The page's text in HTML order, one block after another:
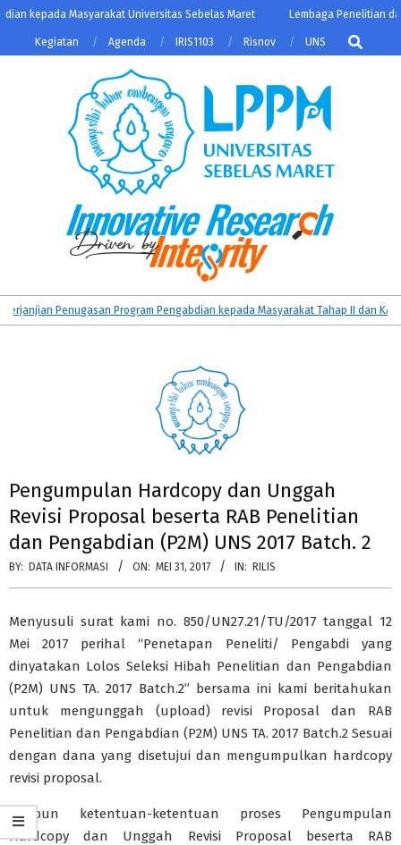
Skip
content
kepada Masyarakat Universitas Sebelas Maret Lembaga Penelitian
Kegiatan Agenda IRIS1103 Risnov UNS
Search
LPPM
UNS
Primary
Navigation
Penugasan Program Pengabdian kepada Masyarakat Tahap II dan
Pengumpulan Hardcopy dan Unggah
Revisi Proposal beserta RAB Penelitian
dan Pengabdian (P2M) UNS 2017 Batch. 2
BY: DATA INFORMASI ON: MEI 31, 2017 IN: RILIS
Menyusuli surat kami no. 850/UN27.21/TU/2017 tanggal 12
Mei 2017 perihal “Penetapan Peneliti/ Pengabdi yang
dinyatakan Lolos Seleksi Hibah Penelitian dan Pengabdian
(P2M) UNS TA. 2017 Batch.2” bersama ini kami beritahukan
untuk mengunggah (upload) revisi Proposal dan RAB
Penelitian dan Pengabdian (P2M) UNS TA. 2017 Batch.2 Sesuai
dengan dana yang disetujui dan mengumpulkan hardcopy
revisi proposal.
Adapun ketentuan-ketentuan proses Pengumpulan
Hardcopy dan Unggah Revisi Proposal beserta RAB